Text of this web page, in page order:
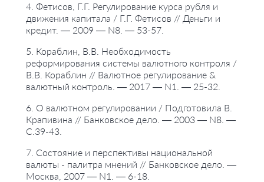
4. Фетисов, Г.Г. Регулирование курса рубля и
движения капитала / Г.Г. Фетисов // Деньги и
кредит. — 2009 — N8. — 53-57.
5. Кораблин, В.В. Необходимость
реформирования системы валютного контроля /
В.В. Кораблин // Валютное регулирование &
валютный контроль. — 2017 — N1. — 25-32.
6. О валютном регулировании / Подготовила В.
Крапивина // Банковское дело. — 2003 — N8. —
С.39-43.
7. Состояние и перспективы национальной
валюты - палитра мнений // Банковское дело. —
Москва, 2007 — N1. — 6-18.